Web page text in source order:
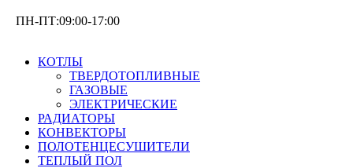
ПН-ПТ:09:00-17:00
КОТЛЫ
ТВЕРДОТОПЛИВНЫЕ
ГАЗОВЫЕ
ЭЛЕКТРИЧЕСКИЕ
РАДИАТОРЫ
КОНВЕКТОРЫ
ПОЛОТЕНЦЕСУШИТЕЛИ
ТЕПЛЫЙ ПОЛ